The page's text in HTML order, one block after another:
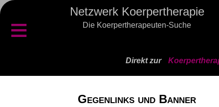
Netzwerk Koerpertherapie
Die Koerpertherapeuten-Suche
≡
Direkt zur
Gegenlinks und Banner